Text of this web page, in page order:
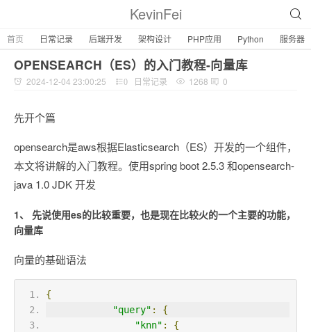
KevinFei
首页 日常记录 后端开发 架构设计 PHP应用 Python 服务器
OPENSEARCH（ES）的入门教程-向量库
2024-12-04 23:00:25 0 日常记录 1268 0
先开个篇
opensearch是aws根据Elasticsearch（ES）开发的一个组件，
本文将讲解的入门教程。使用spring boot 2.5.3 和opensearch-
java 1.0 JDK 开发
1、 先说使用es的比较重要，也是现在比较火的一个主要的功能，
向量库
向量的基础语法
{
"query" :
{
"knn" :
{